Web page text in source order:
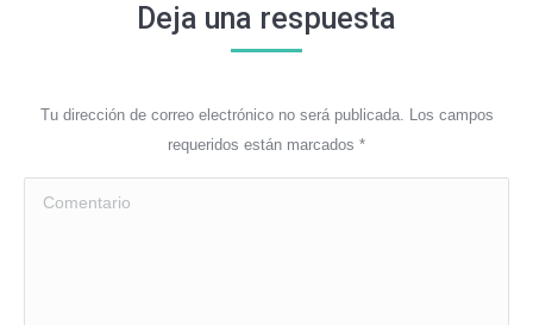
Deja una respuesta
Tu dirección de correo electrónico no será publicada. Los campos
requeridos están marcados *
Comentario